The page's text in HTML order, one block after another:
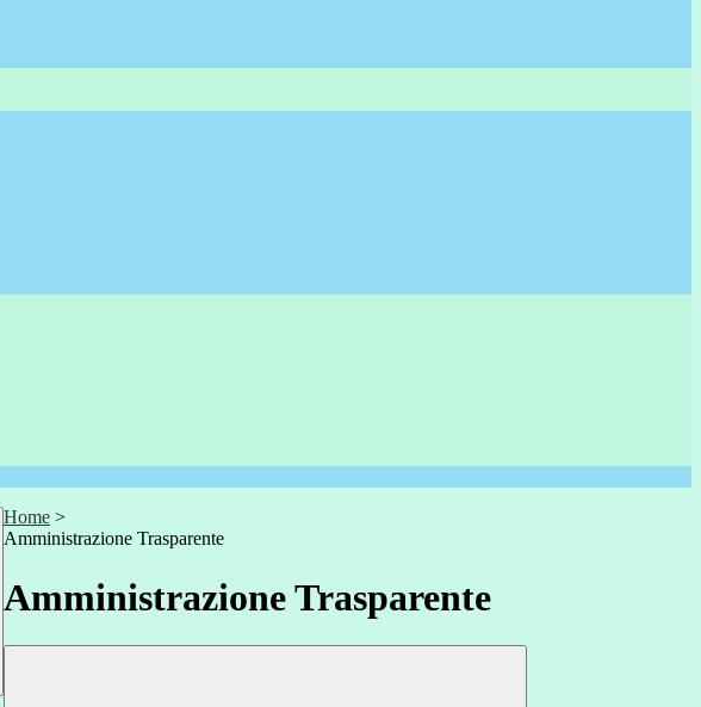
Home >
Amministrazione Trasparente
Amministrazione Trasparente